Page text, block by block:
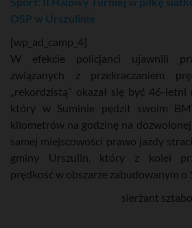
OSP w Urszulinie
[wp_ad_camp_4]
W efekcie policjanci ujawnili
związanych z przekraczaniem
„rekordzistą” okazał się być 46-letni
który w Suminie pędził swoim
kilometrów na godzinę na dozwolonej
samej miejscowości prawo jazdy
gminy Urszulin, który z kolei
prędkość w obszarze zabudowanym o
sierżant